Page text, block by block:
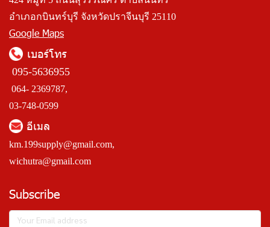
อำเภอกบินทร์บุรี จังหวัดปราจีนบุรี 25110
Google Maps
เบอร์โทร
095-5636955
064- 2369787,
03-748-0599
อีเมล
km.199supply@gmail.com,
wichutra@gmail.com
Subscribe